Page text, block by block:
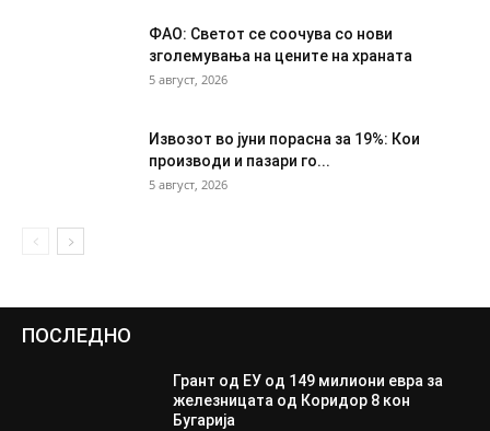
ФАО: Светот се соочува со нови
зголемувања на цените на храната
5 август, 2026
Извозот во јуни порасна за 19%: Кои
производи и пазари го...
5 август, 2026
ПОСЛЕДНО
Грант од ЕУ од 149 милиони евра за
железницата од Коридор 8 кон
Бугарија